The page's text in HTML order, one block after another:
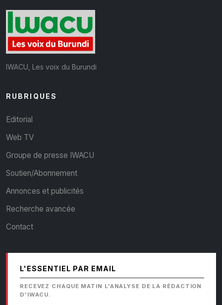
IWACU, Les voix du Burundi
RUBRIQUES
Editorial
Web TV
Groupe de presse IWACU
Soutien/Abonnement
Annonces et publicités
Recherche avancée
Contact
L'ESSENTIEL PAR EMAIL
RECEVEZ CHAQUE MATIN L'ANALYSE DE LA RÉDACTION
D'IWACU.